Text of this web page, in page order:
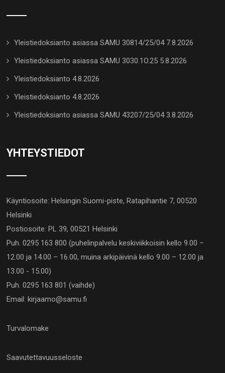
Yleistiedoksianto asiassa SAMU 30814/25/04 7.8.2026
Yleistiedoksianto asiassa SAMU 3030.1O.25 5.8.2026
Yleistiedoksianto 4.8.2026
Yleistiedoksianto 4.8.2026
Yleistiedoksianto asiassa SAMU 43207/25/04 3.8.2026
YHTEYSTIEDOT
Käyntiosoite: Helsingin Suomi-piste, Ratapihantie 7, 00520
Helsinki
Postiosoite: PL 39, 00521 Helsinki
Puh. 0295 163 800 (puhelinpalvelu keskiviikkoisin kello 9.00 –
12.00 ja 14.00 – 16.00, muina arkipäivinä kello 9.00 – 12.00 ja
13.00 - 15.00)
Puh. 0295 163 801 (vaihde)
Email: kirjaamo@samu.fi
Turvalomake
Saavutettavuusseloste